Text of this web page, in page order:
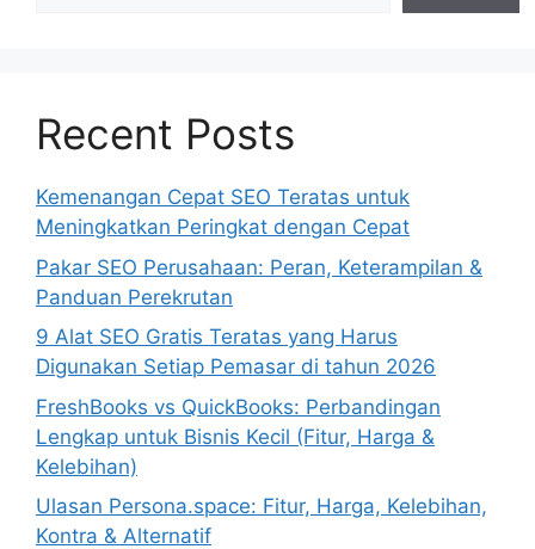
Recent Posts
Kemenangan Cepat SEO Teratas untuk
Meningkatkan Peringkat dengan Cepat
Pakar SEO Perusahaan: Peran, Keterampilan &
Panduan Perekrutan
9 Alat SEO Gratis Teratas yang Harus
Digunakan Setiap Pemasar di tahun 2026
FreshBooks vs QuickBooks: Perbandingan
Lengkap untuk Bisnis Kecil (Fitur, Harga &
Kelebihan)
Ulasan Persona.space: Fitur, Harga, Kelebihan,
Kontra & Alternatif